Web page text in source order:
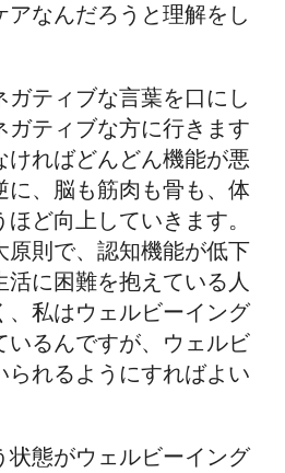
アなんだろうと理解をし
ガティブな言葉を口にし
ガティブな方に行きます
ければどんどん機能が悪
に、脳も筋肉も骨も、体
ど向上していきます。
原則で、認知機能が低下
活に困難を抱えている人
、私はウェルビーイング
いるんですが、ウェルビ
られるようにすればよい
状態がウェルビーイング